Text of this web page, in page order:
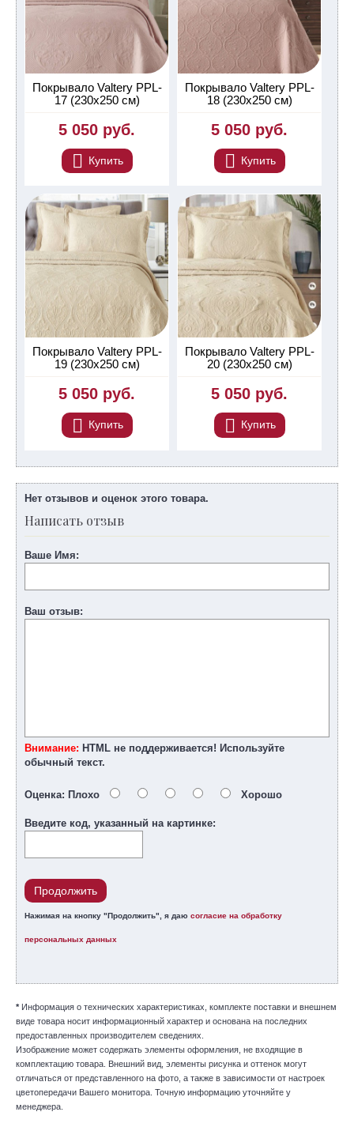
Покрывало Valtery PPL-
17 (230х250 см)
5 050 руб.
Купить
Покрывало Valtery PPL-
18 (230х250 см)
5 050 руб.
Купить
Покрывало Valtery PPL-
19 (230х250 см)
5 050 руб.
Купить
Покрывало Valtery PPL-
20 (230х250 см)
5 050 руб.
Купить
Нет отзывов и оценок этого товара.
Написать отзыв
Ваше Имя:
Ваш отзыв:
Внимание: HTML не поддерживается! Используйте
обычный текст.
Оценка: Плохо Хорошо
Введите код, указанный на картинке:
Продолжить
Нажимая на кнопку "Продолжить", я даю согласие на обработку
персональных данных
* Информация о технических характеристиках, комплекте поставки и внешнем
виде товара носит информационный характер и основана на последних
предоставленных производителем сведениях.
Изображение может содержать элементы оформления, не входящие в
комплектацию товара. Внешний вид, элементы рисунка и оттенок могут
отличаться от представленного на фото, а также в зависимости от настроек
цветопередачи Вашего монитора. Точную информацию уточняйте у
менеджера.